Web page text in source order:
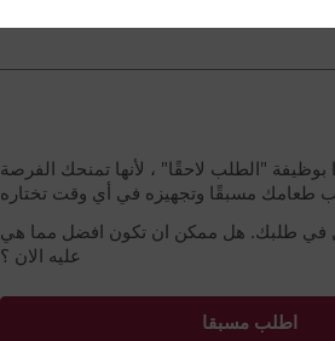
"الطلب لاحقًا" ، لأنها تمنحك الفرصة
طعامك مسبقًا وتجهيزه في أي وقت تختاره
في طلبك. هل ممكن ان تكون افضل مما هي
عليه الان ؟
اطلب مسبقا